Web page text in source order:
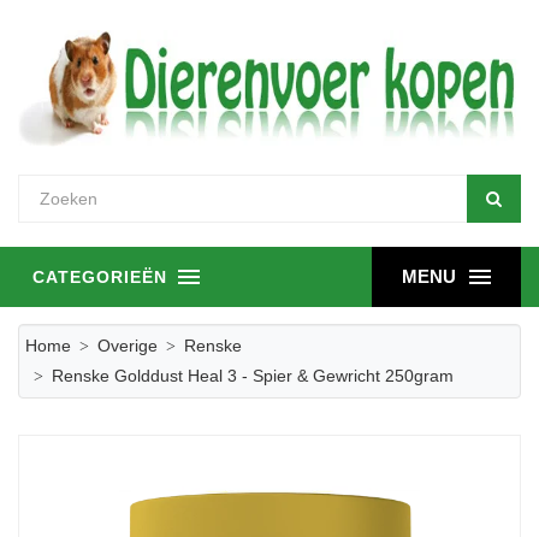
MENU
CATEGORIEËN
Home Overige
Renske
Renske Golddust Heal 3 - Spier & Gewricht 250gram